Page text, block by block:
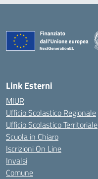
Link Esterni
MIUR
Ufficio Scolastico Regionale
Ufficio Scolastico Territoriale
Scuola in Chiaro
Iscrizioni On Line
Invalsi
Comune